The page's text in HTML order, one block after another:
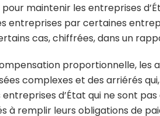
maintenir les entreprises
entreprises par certaines
cas, chiffrées, dans un
proportionnelle,
complexes et des arriérés
entreprises d’État qui ne sont
à remplir leurs obligations de